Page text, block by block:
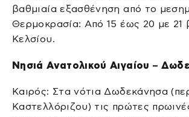
βαθμιαία εξασθένηση από το
Θερμοκρασία: Από 15 έως 20 με 21
Κελσίου.
Νησιά Ανατολικού Αιγαίου –
Καιρός: Στα νότια Δωδεκάνησα
Καστελλόριζου) τις πρώτες